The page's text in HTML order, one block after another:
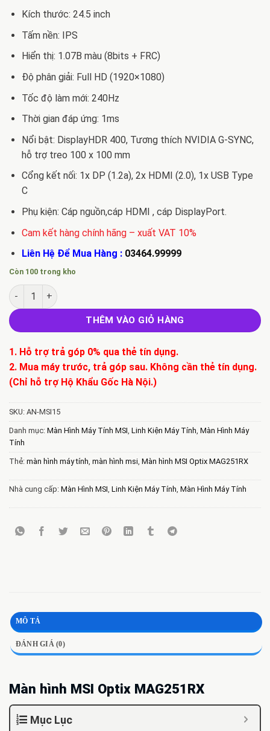
Kích thước: 24.5 inch
Tấm nền: IPS
Hiển thị: 1.07B màu (8bits + FRC)
Độ phân giải: Full HD (1920×1080)
Tốc độ làm mới: 240Hz
Thời gian đáp ứng: 1ms
Nổi bật: DisplayHDR 400, Tương thích NVIDIA G-SYNC,
hỗ trợ treo 100 x 100 mm
Cổng kết nối: 1x DP (1.2a), 2x HDMI (2.0), 1x USB Type
C
Phụ kiện: Cáp nguồn,cáp HDMI , cáp DisplayPort.
Cam kết hàng chính hãng – xuất VAT 10%
Liên Hệ Để Mua Hàng : 03464.99999
Còn 100 trong kho
Bán Màn Hình MSI Optix MAG251RX số lượng
THÊM VÀO GIỎ HÀNG
1. Hỗ trợ trả góp 0% qua thẻ tín dụng.
2. Mua máy trước, trả góp sau. Không cần thẻ tín dụng.
(Chỉ hỗ trợ Hộ Khẩu Gốc Hà Nội.)
SKU: AN-MSI15
Danh mục: Màn Hình Máy Tính MSI, Linh Kiện Máy Tính, Màn Hình Máy
Tính
Thẻ: màn hình máy tính, màn hình msi, Màn hình MSI Optix MAG251RX
Nhà cung cấp: Màn Hình MSI, Linh Kiện Máy Tính, Màn Hình Máy Tính
MÔ TẢ
ĐÁNH GIÁ (0)
Màn hình MSI Optix MAG251RX
Mục Lục